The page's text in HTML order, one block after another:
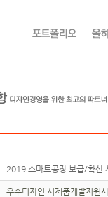
2019 스마트공장 보급/확
우수디자인 시제품개발지원